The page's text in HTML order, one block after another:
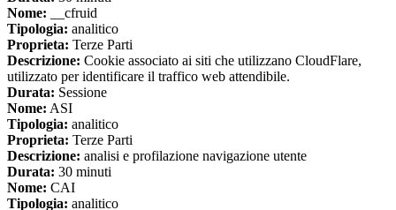
Nome: __cfruid
Tipologia: analitico
Proprieta: Terze Parti
Descrizione: Cookie associato ai siti che utilizzano CloudFlare,
utilizzato per identificare il traffico web attendibile.
Durata: Sessione
Nome: ASI
Tipologia: analitico
Proprieta: Terze Parti
Descrizione: analisi e profilazione navigazione utente
Durata: 30 minuti
Nome: CAI
Tipologia: analitico